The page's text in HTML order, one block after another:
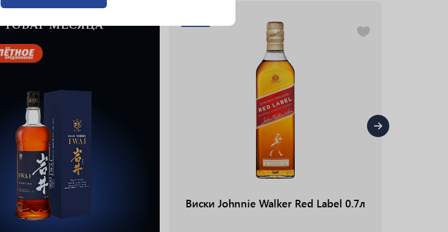
ТОВАР МЕСЯЦА
Виски Johnnie Walker Red Label 0.7л